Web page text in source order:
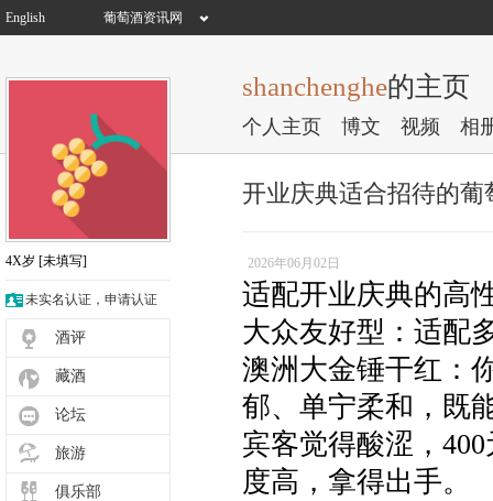
English 葡萄酒资讯网
shanchenghe的主页
个人主页 博文 视频 相
4X岁 [未填写]
未实名认证，申请认证
酒评
藏酒
论坛
旅游
俱乐部
开业庆典适合招待的葡
2026年06月02日
适配开业庆典的高
大众友好型：适配
澳洲大金锤干红：
郁、单宁柔和，既
宾客觉得酸涩，
度高，拿得出手。